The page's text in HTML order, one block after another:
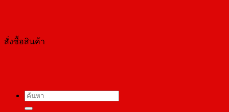
สั่งซื้อสินค้า
ค้นหา: